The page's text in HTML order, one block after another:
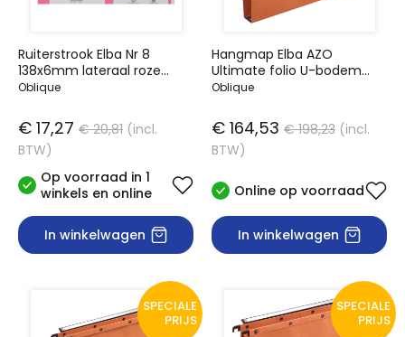
Ruiterstrook Elba Nr 8
138x6mm lateraal roze
(100330204)
Oblique
€ 17,27 € 20,81 (incl.
BTW)
Op voorraad in 1
winkels en online
In winkelwagen
Hangmap Elba AZO
Ultimate folio U-bodem
30mm oranje
Oblique
€ 164,53 € 198,23 (incl.
BTW)
Online op voorraad
In winkelwagen
SPECIALE
PRIJS
SPECIALE
PRIJS